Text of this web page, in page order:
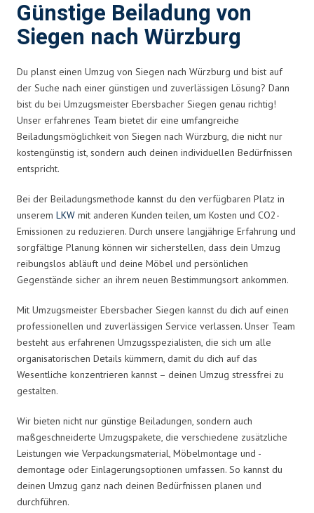
Günstige Beiladung von
Siegen nach Würzburg
Du planst einen Umzug von Siegen nach Würzburg und bist auf
der Suche nach einer günstigen und zuverlässigen Lösung? Dann
bist du bei Umzugsmeister Ebersbacher Siegen genau richtig!
Unser erfahrenes Team bietet dir eine umfangreiche
Beiladungsmöglichkeit von Siegen nach Würzburg, die nicht nur
kostengünstig ist, sondern auch deinen individuellen Bedürfnissen
entspricht.
Bei der Beiladungsmethode kannst du den verfügbaren Platz in
unserem LKW mit anderen Kunden teilen, um Kosten und CO2-
Emissionen zu reduzieren. Durch unsere langjährige Erfahrung und
sorgfältige Planung können wir sicherstellen, dass dein Umzug
reibungslos abläuft und deine Möbel und persönlichen
Gegenstände sicher an ihrem neuen Bestimmungsort ankommen.
Mit Umzugsmeister Ebersbacher Siegen kannst du dich auf einen
professionellen und zuverlässigen Service verlassen. Unser Team
besteht aus erfahrenen Umzugsspezialisten, die sich um alle
organisatorischen Details kümmern, damit du dich auf das
Wesentliche konzentrieren kannst – deinen Umzug stressfrei zu
gestalten.
Wir bieten nicht nur günstige Beiladungen, sondern auch
maßgeschneiderte Umzugspakete, die verschiedene zusätzliche
Leistungen wie Verpackungsmaterial, Möbelmontage und -
demontage oder Einlagerungsoptionen umfassen. So kannst du
deinen Umzug ganz nach deinen Bedürfnissen planen und
durchführen.